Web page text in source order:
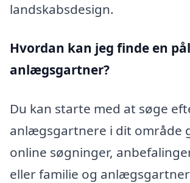
landskabsdesign.
Hvordan kan jeg finde en
anlægsgartner?
Du kan starte med at søge
anlægsgartnere i dit område
online søgninger,
eller familie og